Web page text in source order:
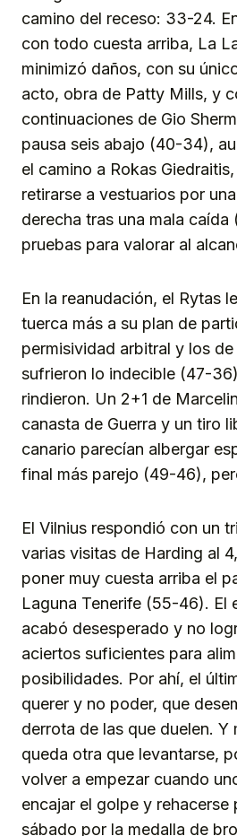
camino del receso: 33-24.
con todo cuesta arriba, La
minimizó daños, con su
acto, obra de Patty Mills, y
continuaciones de Gio
pausa seis abajo (40-34),
el camino a Rokas
retirarse a vestuarios por
derecha tras una mala caída
pruebas para valorar al
En la reanudación, el Rytas
tuerca más a su plan de
permisividad arbitral y los
sufrieron lo indecible (47-
rindieron. Un 2+1 de
canasta de Guerra y un tiro
canario parecían albergar
final más parejo (49-46),
El Vilnius respondió con un
varias visitas de Harding al
poner muy cuesta arriba el
Laguna Tenerife (55-46). El
acabó desesperado y no
aciertos suficientes para
posibilidades. Por ahí, el
querer y no poder, que
derrota de las que duelen. Y
queda otra que levantarse,
volver a empezar cuando
encajar el golpe y rehacerse
sábado por la medalla de